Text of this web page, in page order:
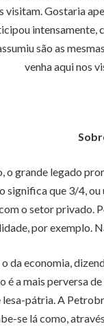
Gostaria
são as
venha aqui nos
o grande legado
que 3/4,
o setor
por exemplo.
economia,
é a mais
pátria. A
se lá como,